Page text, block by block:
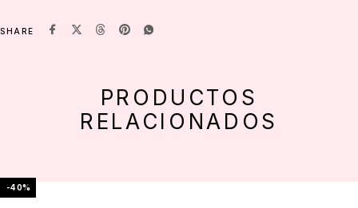
SHARE
PRODUCTOS
RELACIONADOS
-40%